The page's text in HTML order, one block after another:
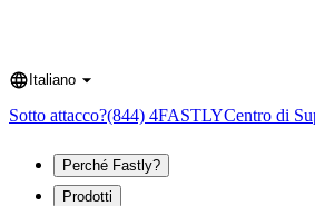
Language
Italiano
Sotto attacco?(844) 4FASTLYCentro di
Perché Fastly?
Prodotti